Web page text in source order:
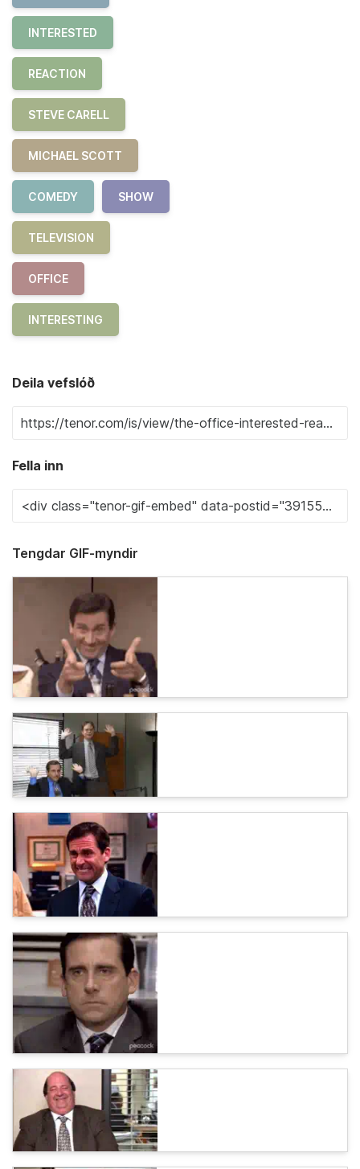
INTERESTED
REACTION
STEVE CARELL
MICHAEL SCOTT
COMEDY SHOW
TELEVISION
OFFICE
INTERESTING
Deila vefslóð
Fella inn
Tengdar GIF-myndir